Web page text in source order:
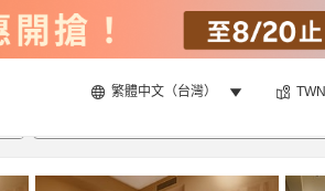
繁體中文（台灣） TWN